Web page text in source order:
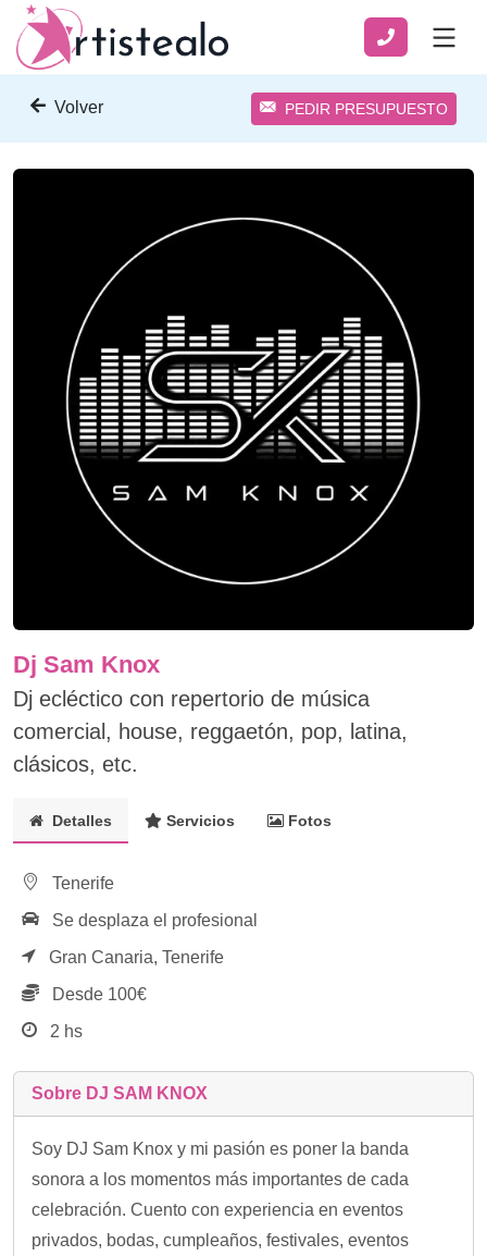
Volver PEDIR PRESUPUESTO
Dj Sam Knox
Dj ecléctico con repertorio de música
comercial, house, reggaetón, pop, latina,
clásicos, etc.
Detalles Servicios Fotos
Tenerife
Se desplaza el profesional
Gran Canaria, Tenerife
Desde 100€
2 hs
Sobre DJ SAM KNOX
Soy DJ Sam Knox y mi pasión es poner la banda
sonora a los momentos más importantes de cada
celebración. Cuento con experiencia en eventos
privados, bodas, cumpleaños, festivales, eventos